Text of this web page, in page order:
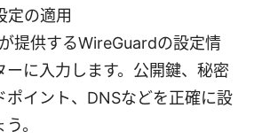
定の適用
提供するWireGuardの設定情
ーに入力します。公開鍵、秘密
ポイント、DNSなどを正確に設
。